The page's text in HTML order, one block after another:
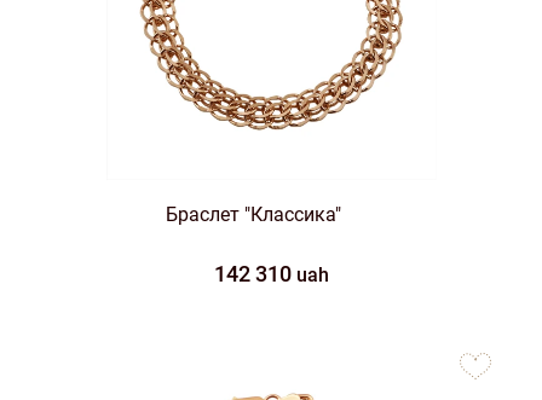
Браслет "Классика"
142 310 uah
favorites